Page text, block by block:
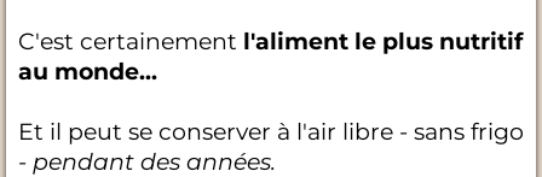
C'est certainement l'aliment le plus nutritif
au monde...
Et il peut se conserver à l'air libre - sans frigo
- pendant des années.